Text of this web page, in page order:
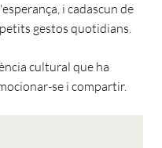
i cadascun de
gestos quotidians.
cultural que ha
se i compartir.